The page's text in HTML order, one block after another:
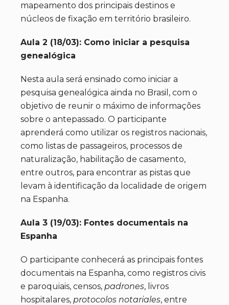
mapeamento dos principais destinos e
núcleos de fixação em território brasileiro.
Aula 2 (18/03): Como iniciar a pesquisa
genealógica
Nesta aula será ensinado como iniciar a
pesquisa genealógica ainda no Brasil, com o
objetivo de reunir o máximo de informações
sobre o antepassado. O participante
aprenderá como utilizar os registros nacionais,
como listas de passageiros, processos de
naturalização, habilitação de casamento,
entre outros, para encontrar as pistas que
levam à identificação da localidade de origem
na Espanha.
Aula 3 (19/03): Fontes documentais na
Espanha
O participante conhecerá as principais fontes
documentais na Espanha, como registros civis
e paroquiais, censos, padrones, livros
hospitalares, protocolos notariales, entre